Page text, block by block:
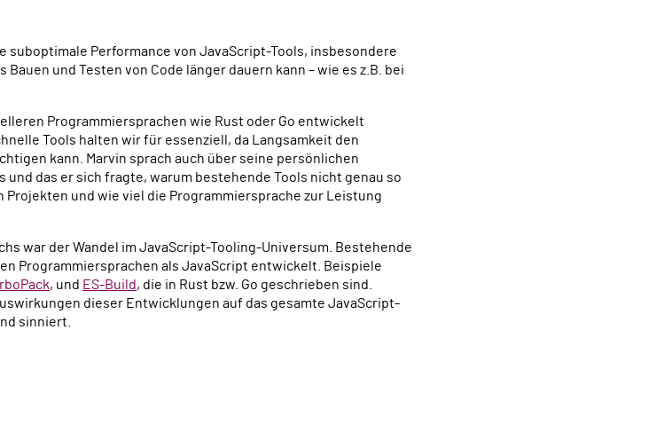
suboptimale Performance von JavaScript-Tools, insbesondere
und Testen von Code länger dauern kann – wie es z.B. bei
Programmiersprachen wie Rust oder Go entwickelt
Tools halten wir für essenziell, da Langsamkeit den
kann. Marvin sprach auch über seine persönlichen
das er sich fragte, warum bestehende Tools nicht genau so
und wie viel die Programmiersprache zur Leistung
war der Wandel im JavaScript-Tooling-Universum. Bestehende
Programmiersprachen als JavaScript entwickelt. Beispiele
, und ES-Build, die in Rust bzw. Go geschrieben sind.
dieser Entwicklungen auf das gesamte JavaScript-
sinniert.